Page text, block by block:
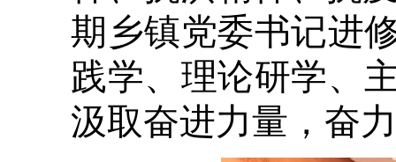
期乡镇党委书记进
践学、理论研学、
汲取奋进力量，奋